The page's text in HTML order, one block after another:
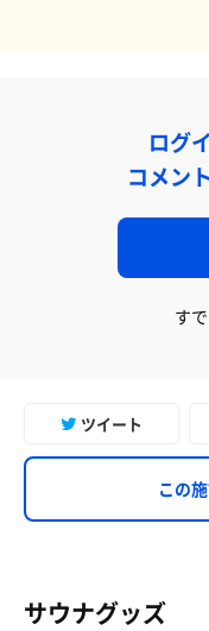
ログ
コメン
す
ツイート
この
サウナグッズ